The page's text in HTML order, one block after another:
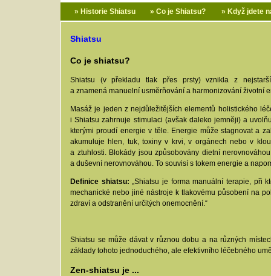
» Historie Shiatsu » Co je Shiatsu? » Když jdete
Shiatsu
Co je shiatsu?
Shiatsu (v překladu tlak přes prsty) vznikla z
a znamená manuelní usměrňování a harmonizování životní
Masáž je jeden z nejdůležitějších elementů holistického
i Shiatsu zahrnuje stimulaci (avšak daleko jemněji) a
kterými proudí energie v těle. Energie může stagnovat a
akumuluje hlen, tuk, toxiny v krvi, v orgánech nebo v
a ztuhlosti. Blokády jsou způsobovány dietní
a duševní nerovnováhou. To souvisí s tokem energie a
Definice shiatsu: „Shiatsu je forma manuální terapie, při
mechanické nebo jiné nástroje k tlakovému působení na
zdraví a odstranění určitých onemocnění.“
Shiatsu se může dávat v různou dobu a na různých
základy tohoto jednoduchého, ale efektivního léčebného
Zen-shiatsu je ...